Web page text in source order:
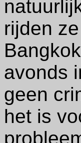
rijden
avonds
geen
het is